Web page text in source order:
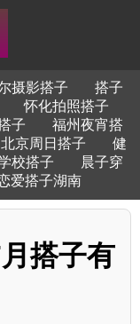
摄影搭子
搭子
怀化拍照搭子
子
福州夜宵搭
北京周日搭子
健
校搭子
晨子穿
爱搭子湖南
搭子有